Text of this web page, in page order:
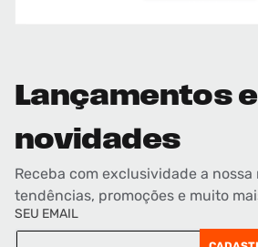
Lançamentos e
novidades
Receba com exclusividade a
tendências, promoções e muito
SEU EMAIL